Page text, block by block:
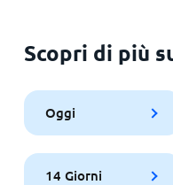
Scopri di più
Oggi
14 Giorni